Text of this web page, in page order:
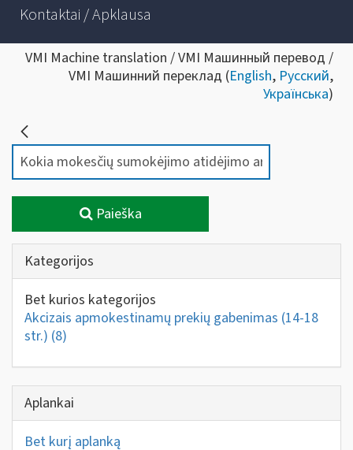
Kontaktai / Apklausa
VMI Machine translation / VMI Машинный перевод /
VMI Машинний переклад (English, Русский,
Українська)
Paieška
Kategorijos
Bet kurios kategorijos
Akcizais apmokestinamų prekių gabenimas (14-18
str.) (8)
Aplankai
Bet kurį aplanką